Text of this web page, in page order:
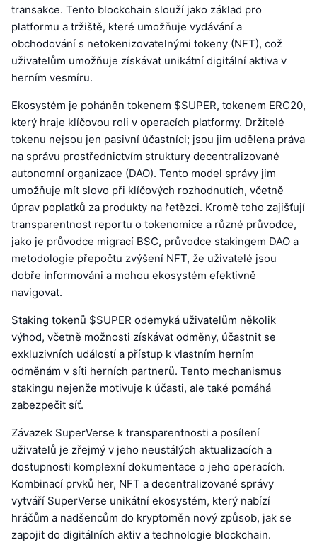
transakce. Tento blockchain slouží jako základ pro
platformu a tržiště, které umožňuje vydávání a
obchodování s netokenizovatelnými tokeny (NFT), což
uživatelům umožňuje získávat unikátní digitální aktiva v
herním vesmíru.
Ekosystém je poháněn tokenem $SUPER, tokenem ERC20,
který hraje klíčovou roli v operacích platformy. Držitelé
tokenu nejsou jen pasivní účastníci; jsou jim udělena práva
na správu prostřednictvím struktury decentralizované
autonomní organizace (DAO). Tento model správy jim
umožňuje mít slovo při klíčových rozhodnutích, včetně
úprav poplatků za produkty na řetězci. Kromě toho zajišťují
transparentnost reportu o tokenomice a různé průvodce,
jako je průvodce migrací BSC, průvodce stakingem DAO a
metodologie přepočtu zvýšení NFT, že uživatelé jsou
dobře informováni a mohou ekosystém efektivně
navigovat.
Staking tokenů $SUPER odemyká uživatelům několik
výhod, včetně možnosti získávat odměny, účastnit se
exkluzivních událostí a přístup k vlastním herním
odměnám v síti herních partnerů. Tento mechanismus
stakingu nejenže motivuje k účasti, ale také pomáhá
zabezpečit síť.
Závazek SuperVerse k transparentnosti a posílení
uživatelů je zřejmý v jeho neustálých aktualizacích a
dostupnosti komplexní dokumentace o jeho operacích.
Kombinací prvků her, NFT a decentralizované správy
vytváří SuperVerse unikátní ekosystém, který nabízí
hráčům a nadšencům do kryptoměn nový způsob, jak se
zapojit do digitálních aktiv a technologie blockchain.